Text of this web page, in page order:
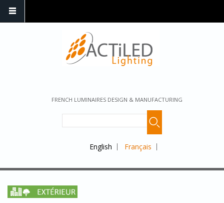
FRENCH LUMINAIRES DESIGN & MANUFACTURING
English Français